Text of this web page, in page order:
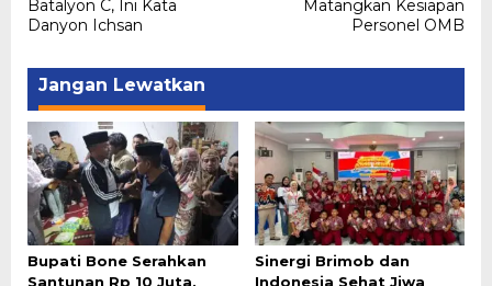
Batalyon C, Ini Kata
Danyon Ichsan
Matangkan Kesiapan
Personel OMB
Jangan Lewatkan
Bupati Bone Serahkan
Santunan Rp 10 Juta,
Sinergi Brimob dan
Indonesia Sehat Jiwa